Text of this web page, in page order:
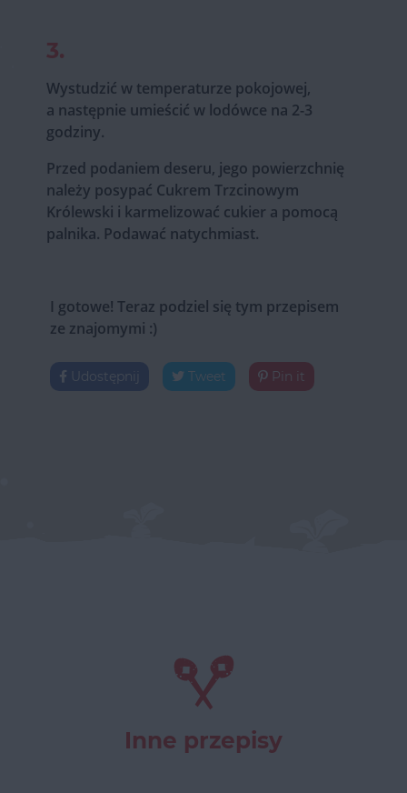
3.
Wystudzić w temperaturze pokojowej,
a następnie umieścić w lodówce na 2-3
godziny.
Przed podaniem deseru, jego powierzchnię
należy posypać Cukrem Trzcinowym
Królewski i karmelizować cukier a pomocą
palnika. Podawać natychmiast.
I gotowe! Teraz podziel się tym przepisem
ze znajomymi :)
Udostępnij Tweet Pin it
Inne przepisy